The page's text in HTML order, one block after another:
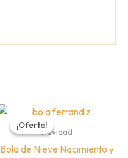
¡Oferta!
¡Oferta!
Navidad
Bola de Nieve Nacimiento y